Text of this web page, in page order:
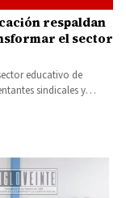
respaldan
el sector
educativo de
sindicales y…